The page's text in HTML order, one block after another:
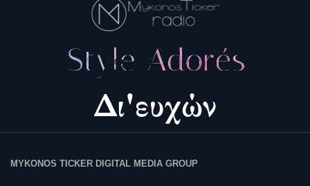
MYKONOS TICKER DIGITAL MEDIA GROUP